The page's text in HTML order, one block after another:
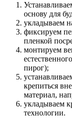
основу для
укладываем
фиксируем
пленкой
монтируем
пирог);
крепиться
материал,
укладываем
технологии.